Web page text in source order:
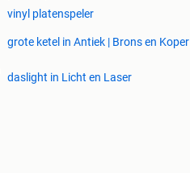
vinyl platenspeler
grote ketel in Antiek | Brons en Koper
daslight in Licht en Laser